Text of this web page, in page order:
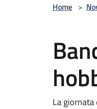
Home >
La